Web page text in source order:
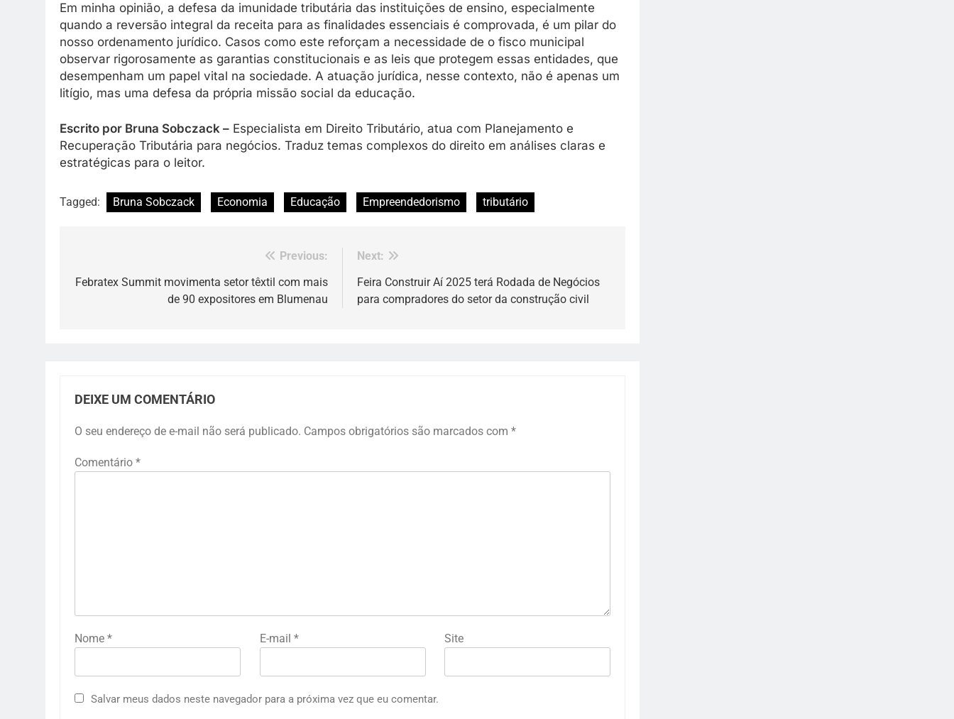
Em minha opinião, a defesa da imunidade tributária das instituições de ensino, especialmente
quando a reversão integral da receita para as finalidades essenciais é comprovada, é um pilar do
nosso ordenamento jurídico. Casos como este reforçam a necessidade de o fisco municipal
observar rigorosamente as garantias constitucionais e as leis que protegem essas entidades, que
desempenham um papel vital na sociedade. A atuação jurídica, nesse contexto, não é apenas um
litígio, mas uma defesa da própria missão social da educação.
Escrito por Bruna Sobczack – Especialista em Direito Tributário, atua com Planejamento e
Recuperação Tributária para negócios. Traduz temas complexos do direito em análises claras e
estratégicas para o leitor.
Tagged: Bruna Sobczack Economia Educação Empreendedorismo tributário
de
Previous:
Febratex Summit movimenta setor têxtil com mais
de 90 expositores em Blumenau
Next:
Feira Construir Aí 2025 terá Rodada de Negócios
para compradores do setor da construção civil
DEIXE UM COMENTÁRIO
O seu endereço de e-mail não será publicado. Campos obrigatórios são marcados com *
Comentário *
Nome * E-mail * Site
Salvar meus dados neste navegador para a próxima vez que eu comentar.